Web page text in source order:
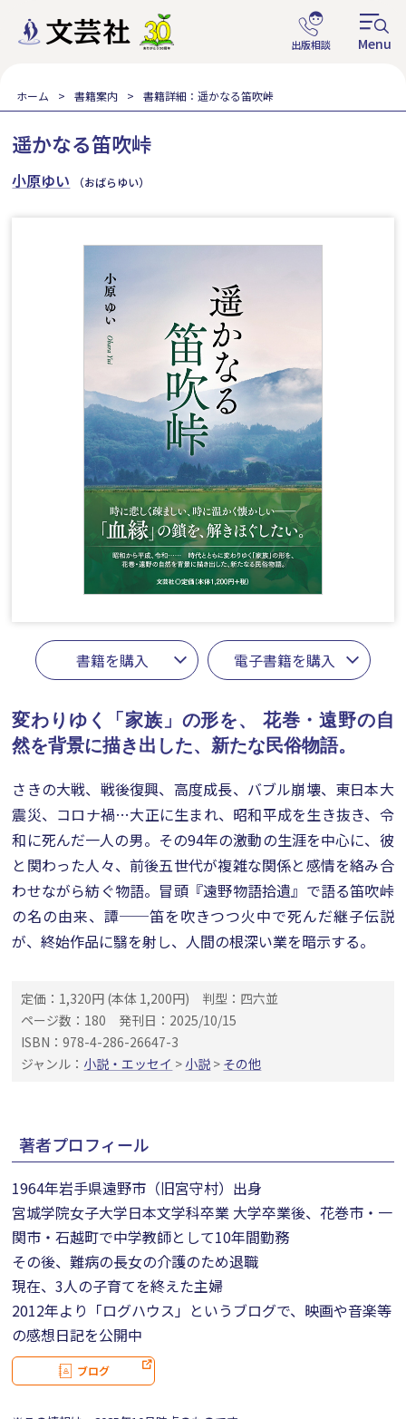
ホーム 書籍案内 書籍詳細：遥かなる笛吹峠
遥かなる笛吹峠
小原ゆい （おばらゆい）
書籍を購入 電子書籍を購入
変わりゆく「家族」の形を、
花巻・遠野の自
然を背景に描き出した、新たな民俗物語。
さきの大戦、戦後復興、高度成長、バブル崩壊、東日本大
震災、コロナ禍…大正に生まれ、昭和平成を生き抜き、令
和に死んだ一人の男。その94年の激動の生涯を中心に、彼
と関わった人々、前後五世代が複雑な関係と感情を絡み合
わせながら紡ぐ物語。冒頭『遠野物語拾遺』で語る笛吹峠
の名の由来、譚──笛を吹きつつ火中で死んだ継子伝説
が、終始作品に翳を射し、人間の根深い業を暗示する。
定価：1,320円 (本体 1,200円)
判型：四六並
ページ数：180
発刊日：2025/10/15
ISBN：978-4-286-26647-3
ジャンル： 小説・エッセイ > 小説 > その他
著者プロフィール
1964年岩手県遠野市（旧宮守村）出身
宮城学院女子大学日本文学科卒業 大学卒業後、花巻市・一
関市・石越町で中学教師として10年間勤務
その後、難病の長女の介護のため退職
現在、3人の子育てを終えた主婦
2012年より「ログハウス」というブログで、映画や音楽等
の感想日記を公開中
ブログ